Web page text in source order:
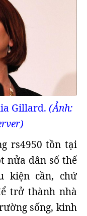
Gillard. (Ảnh:
rs4950 tồn tại
nửa dân số thế
kiện cần, chứ
trở thành nhà
sống, kinh